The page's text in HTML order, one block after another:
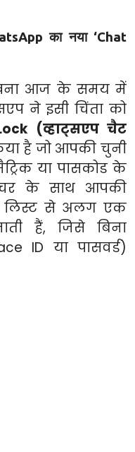
का नया ‘Chat
आज के समय में
ने इसी चिंता को
(व्हाट्सएप चैट
है जो आपकी चुनी
या पासकोड के
के साथ आपकी
लिस्ट से अलग एक
हैं, जिसे बिना
ID या पासवर्ड)